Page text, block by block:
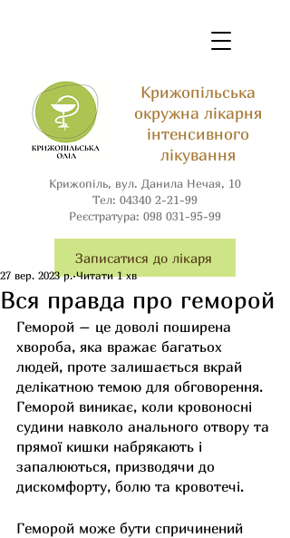
Крижопільська
окружна лікарня
інтенсивного
лікування
Крижопіль, вул. Данила Нечая, 10
Тел: 04340 2-21-99
Реєстратура: 098 031-95-99
Записатися до лікаря
Вся правда про геморой
27 вер. 2023 р. Читати 1 хв
Геморой – це доволі поширена
хвороба, яка вражає багатьох
людей, проте залишається вкрай
делікатною темою для обговорення.
Геморой виникає, коли кровоносні
судини навколо анального отвору та
прямої кишки набрякають і
запалюються, призводячи до
дискомфорту, болю та кровотечі.
Геморой може бути спричинений